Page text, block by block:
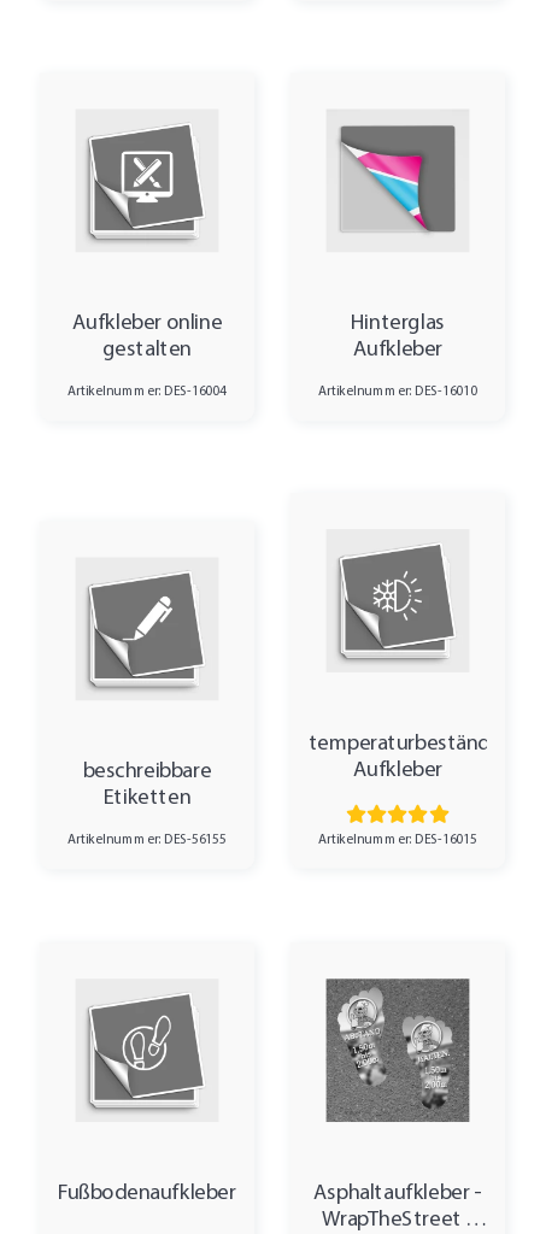
Aufkleber online
gestalten
Artikelnummer: DES-16004
Hinterglas
Aufkleber
Artikelnummer: DES-16010
beschreibbare
Etiketten
Artikelnummer: DES-56155
temperaturbeständige
Aufkleber
Artikelnummer: DES-16015
Fußbodenaufkleber
Asphaltaufkleber -
WrapTheStreet -